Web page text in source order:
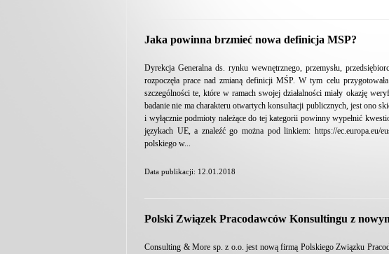
Jaka powinna brzmieć nowa definicja MSP?
Dyrekcja Generalna ds. rynku wewnętrznego, przemysłu,
rozpoczęła prace nad zmianą definicji MŚP. W tym celu
szczególności te, które w ramach swojej działalności miały okazję
badanie nie ma charakteru otwartych konsultacji publicznych, jest ono
i wyłącznie podmioty należące do tej kategorii powinny wypełnić
językach UE, a znaleźć go można pod linkiem: https://ec.europa.eu/
polskiego w...
Data publikacji: 12.01.2018
Polski Związek Pracodawców Konsultingu z
Consulting & More sp. z o.o. jest nową firmą Polskiego Związku